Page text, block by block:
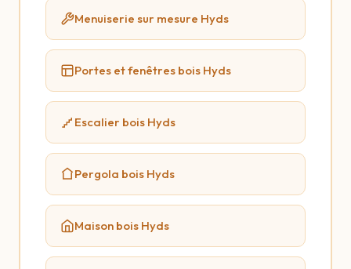
Menuiserie sur mesure Hyds
Portes et fenêtres bois Hyds
Escalier bois Hyds
Pergola bois Hyds
Maison bois Hyds